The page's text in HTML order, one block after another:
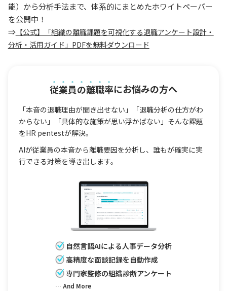
能）から分析手法まで、体系的にまとめたホワイトペーパー
を公開中！
⇒【公式】「組織の離職課題を可視化する退職アンケート設計・
分析・活用ガイド」PDFを無料ダウンロード
従業員の離職率にお悩みの方へ
「本音の退職理由が聞き出せない」「退職分析の仕方がわ
からない」「具体的な施策が思い浮かばない」そんな課題
をHR pentestが解決。
AIが従業員の本音から離職要因を分析し、誰もが確実に実
行できる対策を導き出します。
自然言語AIによる人事データ分析
高精度な面談記録を自動作成
専門家監修の組織診断アンケート
… And More